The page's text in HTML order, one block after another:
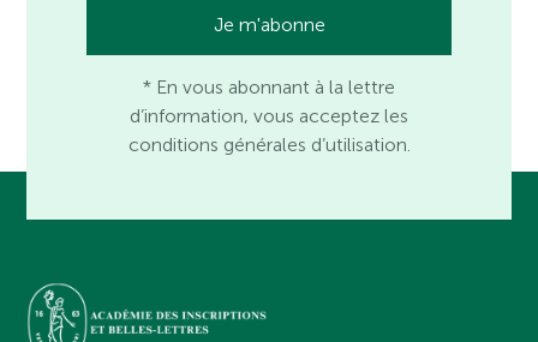
* En vous abonnant à la lettre
d’information, vous acceptez les
conditions générales d’utilisation.